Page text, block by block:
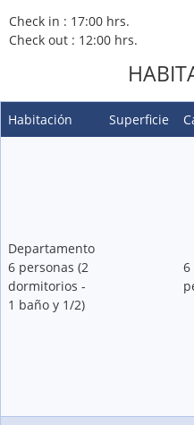
Check in : 17:00 hrs.
Check out : 12:00 hrs.
Habitación Superficie
Departamento
6 personas (2
dormitorios -
1 baño y 1/2)
6